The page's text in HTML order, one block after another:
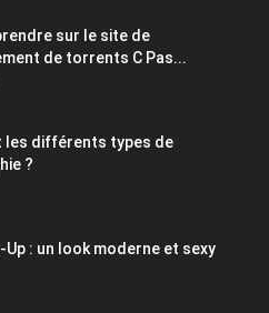
sur le site de
de torrents C Pas...
les différents types de
?
Up : un look moderne et sexy